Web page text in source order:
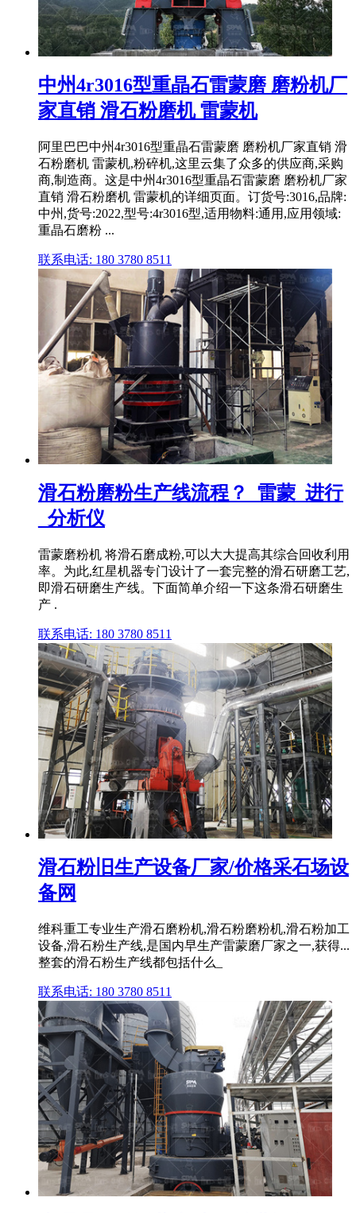
中州4r3016型重晶石雷蒙磨 磨粉机厂
家直销 滑石粉磨机 雷蒙机
阿里巴巴中州4r3016型重晶石雷蒙磨 磨粉机厂家直销 滑
石粉磨机 雷蒙机,粉碎机,这里云集了众多的供应商,采购
商,制造商。这是中州4r3016型重晶石雷蒙磨 磨粉机厂家
直销 滑石粉磨机 雷蒙机的详细页面。订货号:3016,品牌:
中州,货号:2022,型号:4r3016型,适用物料:通用,应用领域:
重晶石磨粉 ...
联系电话: 180 3780 8511
滑石粉磨粉生产线流程？_雷蒙_进行
_分析仪
雷蒙磨粉机 将滑石磨成粉,可以大大提高其综合回收利用
率。为此,红星机器专门设计了一套完整的滑石研磨工艺,
即滑石研磨生产线。下面简单介绍一下这条滑石研磨生
产 .
联系电话: 180 3780 8511
滑石粉旧生产设备厂家/价格采石场设
备网
维科重工专业生产滑石磨粉机,滑石粉磨粉机,滑石粉加工
设备,滑石粉生产线,是国内早生产雷蒙磨厂家之一,获得...
整套的滑石粉生产线都包括什么_
联系电话: 180 3780 8511